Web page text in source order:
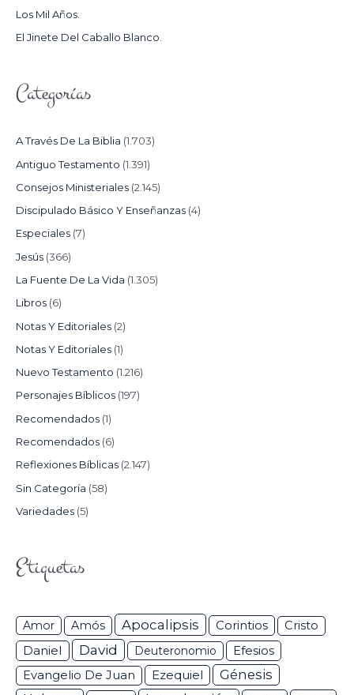
:Los Mil Años.
El Jinete Del Caballo Blanco.
Categorías
A Través De La Biblia (1.703)
Antiguo Testamento (1.391)
Consejos Ministeriales (2.145)
Discipulado Básico Y Enseñanzas (4)
Especiales (7)
Jesús (366)
La Fuente De La Vida (1.305)
Libros (6)
Notas Y Editoriales (2)
Notas Y Editoriales (1)
Nuevo Testamento (1.216)
Personajes Bíblicos (197)
Recomendados (1)
Recomendados (6)
Reflexiones Bíblicas (2.147)
Sin Categoría (58)
Variedades (5)
Etiquetas
Amor Amós Apocalipsis Corintios Cristo
Daniel David Deuteronomio Efesios
Evangelio De Juan Ezequiel
Génesis